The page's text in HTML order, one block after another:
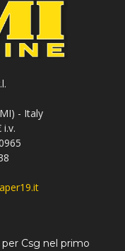
- Italy
i.v.
per Csg nel primo